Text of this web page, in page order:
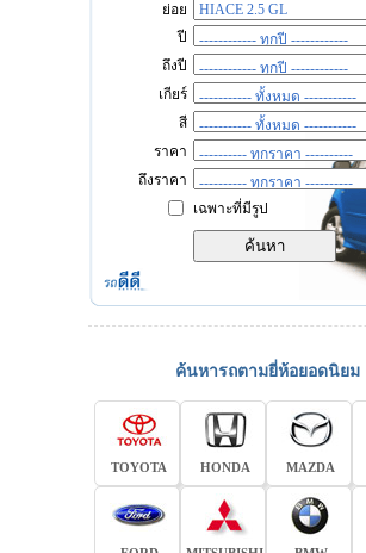
ย่อย
ปี
ถึงปี
เกียร์
สี
ราคา
ถึงราคา
เฉพาะที่มีรูป
ค้นหารถตามยี่ห้อยอดนิยม
TOYOTA HONDA MAZDA